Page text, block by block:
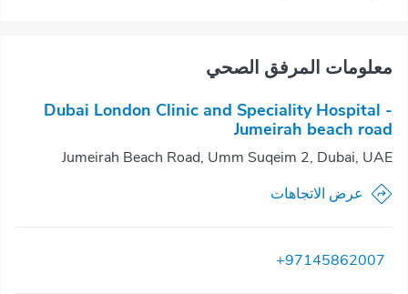
معلومات المرفق الصحي
Dubai London Clinic and Speciality Hospital -
Jumeirah beach road
Jumeirah Beach Road, Umm Suqeim 2, Dubai, UAE
عرض الاتجاهات
+97145862007